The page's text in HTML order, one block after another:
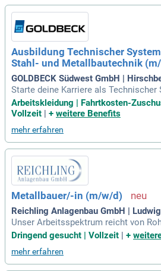
Ausbildung Technischer
Stahl- und Metallbautechnik
GOLDBECK Südwest GmbH |
Starte deine Karriere als
in der Fachrichtung Stahl- und
nstruierst innovative Bauteile aus
dem arbeitest du mit modernster
e AutoCAD, Athena und Revit 3D.
n Ausbildung an der renommierten
in Heilbronn erlernst du wichtige
ustellenmontage. Ein sehr guter
schluss sowie Kenntnisse in Mathe,
ormatik sind von Vorteil. Zeige dein
schen Zusammenhängen und bewirb
Arbeitskleidung | Fahrtkosten-
Vollzeit | + weitere Benefits
mehr erfahren
Metallbauer/-in (m/w/d)
Reichling Anlagenbau GmbH |
Unser Arbeitsspektrum reicht von
genbau über Brandschutz, Fenster-,
Dringend gesucht | Vollzeit
+
mehr erfahren